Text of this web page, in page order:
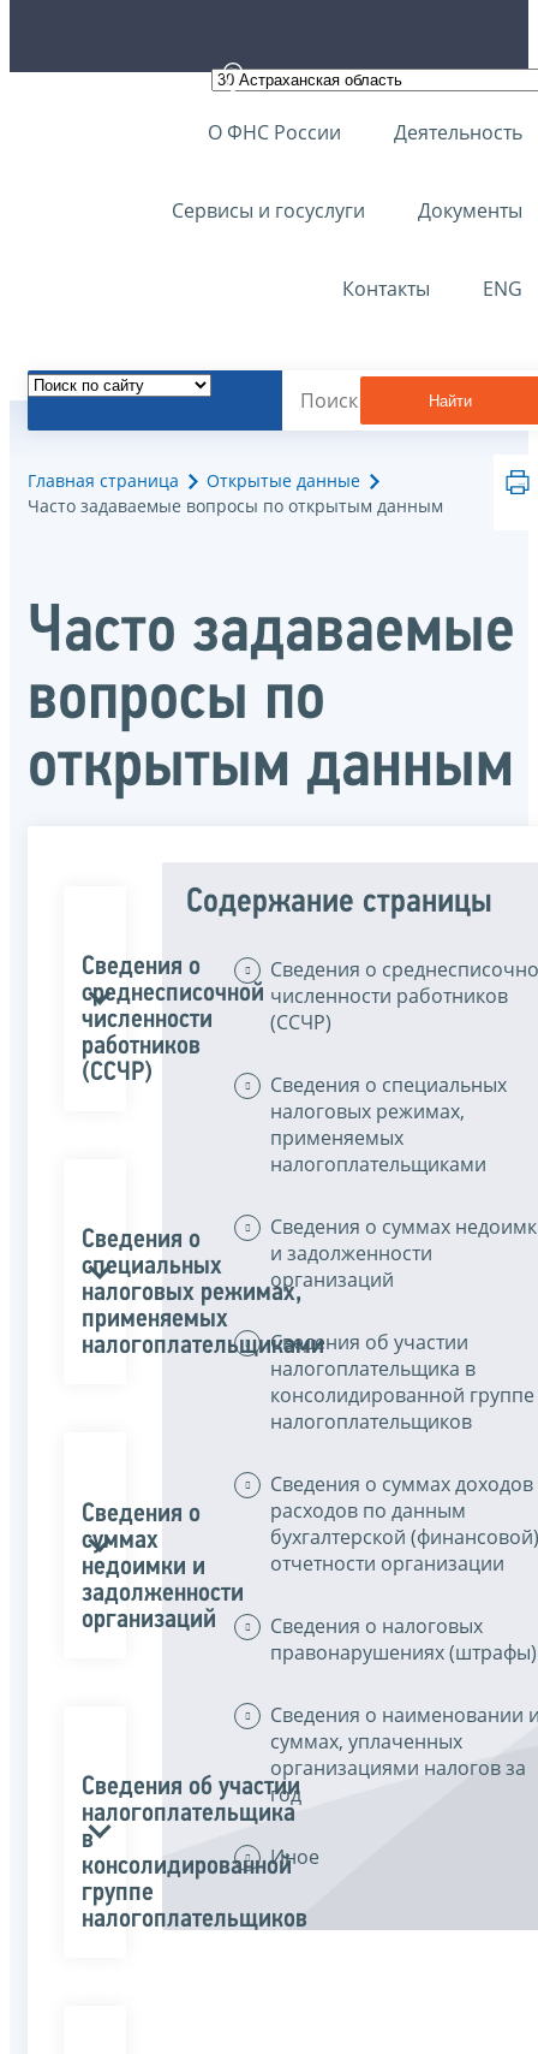
О ФНС России Деятельность
Сервисы и госуслуги Документы
Контакты ENG
Найти
Главная страница
Открытые данные
Часто задаваемые вопросы по открытым данным
Часто задаваемые
вопросы по
открытым данным
Сведения о
среднесписочной
численности
работников
(ССЧР)
Сведения о
специальных
налоговых режимах,
применяемых
налогоплательщиками
Сведения о
суммах
недоимки и
задолженности
организаций
Сведения об участии
налогоплательщика
в
консолидированной
группе
налогоплательщиков
Содержание страницы
Сведения о
численности работников
(ССЧР)
Сведения о специальных
налоговых режимах,
применяемых
налогоплательщиками
Сведения о суммах
и задолженности
организаций
Сведения об участии
налогоплательщика в
консолидированной группе
налогоплательщиков
Сведения о суммах доходов
расходов по данным
бухгалтерской (финансовой)
отчетности организации
Сведения о налоговых
правонарушениях (штрафы)
Сведения о наименовании
суммах, уплаченных
организациями налогов за
год
Иное